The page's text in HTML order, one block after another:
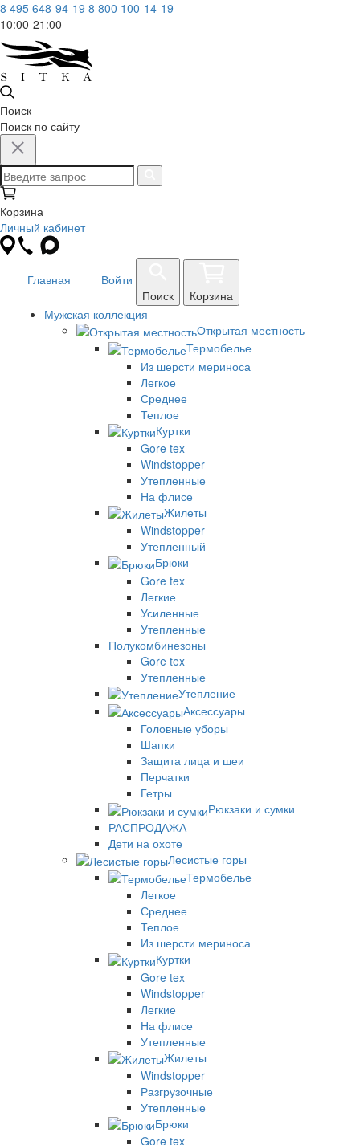
8 495 648-94-19 8 800 100-14-19
10:00-21:00
Поиск
Поиск по сайту
Корзина
Личный кабинет
Главная
Войти
Поиск
Корзина
Мужская коллекция
Открытая местность
Термобелье
Из шерсти мериноса
Легкое
Среднее
Теплое
Куртки
Gore tex
Windstopper
Утепленные
На флисе
Жилеты
Windstopper
Утепленный
Брюки
Gore tex
Легкие
Усиленные
Утепленные
Полукомбинезоны
Gore tex
Утепленные
Утепление
Аксессуары
Головные уборы
Шапки
Защита лица и шеи
Перчатки
Гетры
Рюкзаки и сумки
РАСПРОДАЖА
Дети на охоте
Лесистые горы
Термобелье
Легкое
Среднее
Теплое
Из шерсти мериноса
Куртки
Gore tex
Windstopper
Легкие
На флисе
Утепленные
Жилеты
Windstopper
Разгрузочные
Утепленные
Брюки
Gore tex